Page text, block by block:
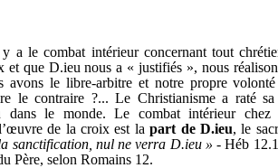
a le combat intérieur concernant tout
et que D.ieu nous a « justifiés », nous
avons le libre-arbitre et notre propre
le contraire ?... Le Christianisme a raté
dans le monde. Le combat intérieur
de la croix est lapart de D.ieu, le
sanctification, nul ne verra D.ieu » - Héb
Père, selon Romains 12.